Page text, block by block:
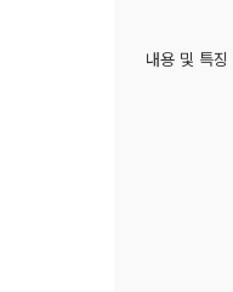
내용 및 특징